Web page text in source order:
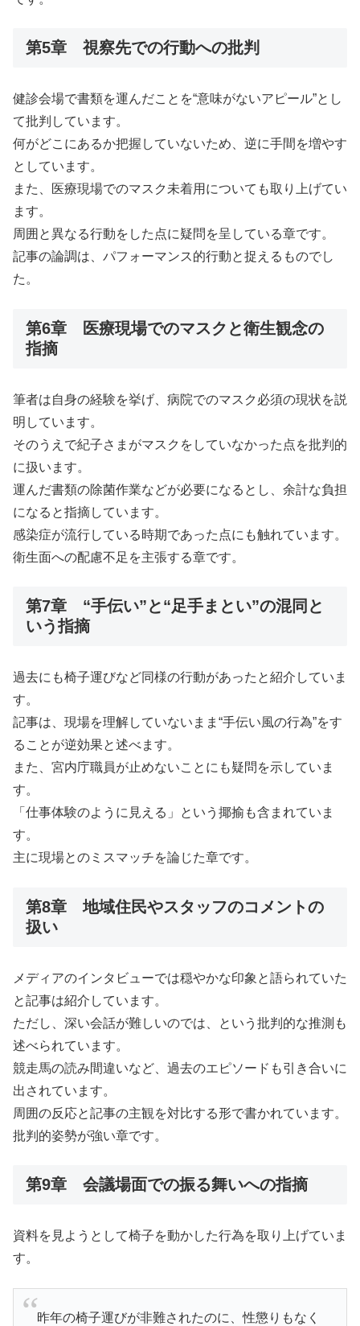
第5章 視察先での行動への批判
健診会場で書類を運んだことを“意味がないアピール”とし
て批判しています。
何がどこにあるか把握していないため、逆に手間を増やす
としています。
また、医療現場でのマスク未着用についても取り上げてい
ます。
周囲と異なる行動をした点に疑問を呈している章です。
記事の論調は、パフォーマンス的行動と捉えるものでし
た。
第6章 医療現場でのマスクと衛生観念の
指摘
筆者は自身の経験を挙げ、病院でのマスク必須の現状を説
明しています。
そのうえで紀子さまがマスクをしていなかった点を批判的
に扱います。
運んだ書類の除菌作業などが必要になるとし、余計な負担
になると指摘しています。
感染症が流行している時期であった点にも触れています。
衛生面への配慮不足を主張する章です。
第7章 “手伝い”と“足手まとい”の混同と
いう指摘
過去にも椅子運びなど同様の行動があったと紹介していま
す。
記事は、現場を理解していないまま“手伝い風の行為”をす
ることが逆効果と述べます。
また、宮内庁職員が止めないことにも疑問を示していま
す。
「仕事体験のように見える」という揶揄も含まれていま
す。
主に現場とのミスマッチを論じた章です。
第8章 地域住民やスタッフのコメントの
扱い
メディアのインタビューでは穏やかな印象と語られていた
と記事は紹介しています。
ただし、深い会話が難しいのでは、という批判的な推測も
述べられています。
競走馬の読み間違いなど、過去のエピソードも引き合いに
出されています。
周囲の反応と記事の主観を対比する形で書かれています。
批判的姿勢が強い章です。
第9章 会議場面での振る舞いへの指摘
資料を見ようとして椅子を動かした行為を取り上げていま
す。
昨年の椅子運びが非難されたのに、性懲りもなく